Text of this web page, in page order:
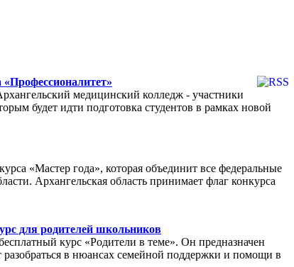
медицинский колледж - участники
будет идти подготовка студентов в рамках новой
«Мастер года», которая объединит все федеральные
Архангельская область принимает флаг конкурса
для родителей школьников
курс «Родители в теме». Он предназначен
в нюансах семейной поддержки и помощи в